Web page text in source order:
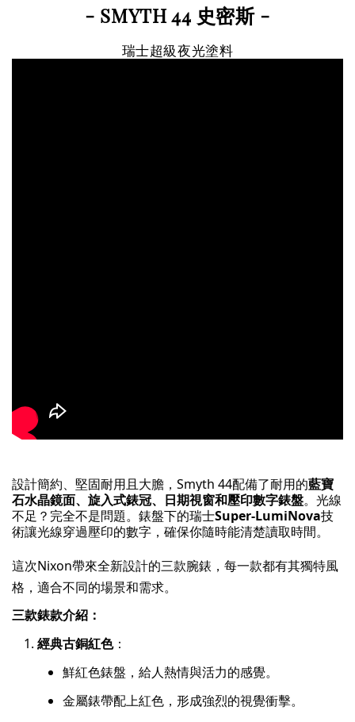
- SMYTH 44 史密斯-
瑞士超級夜光塗料
設計簡約、堅固耐用且大膽，Smyth 44配備了耐用的藍寶
石水晶鏡面、旋入式錶冠、日期視窗和壓印數字錶盤。光線
不足？完全不是問題。錶盤下的瑞士Super-LumiNova技
術讓光線穿過壓印的數字，確保你隨時能清楚讀取時間。
這次Nixon帶來全新設計的三款腕錶，每一款都有其獨特風
格，適合不同的場景和需求。
三款錶款介紹：
經典古銅紅色：
鮮紅色錶盤，給人熱情與活力的感覺。
金屬錶帶配上紅色，形成強烈的視覺衝擊。